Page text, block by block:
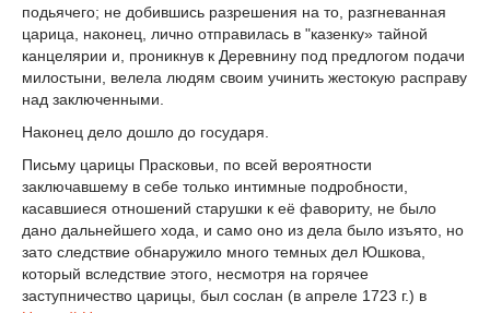
подьячего; не добившись разрешения на то, разгневанная
царица, наконец, лично отправилась в "казенку» тайной
канцелярии и, проникнув к Деревнину под предлогом подачи
милостыни, велела людям своим учинить жестокую расправу
над заключенными.
Наконец дело дошло до государя.
Письму царицы Прасковьи, по всей вероятности
заключавшему в себе только интимные подробности,
касавшиеся отношений старушки к её фавориту, не было
дано дальнейшего хода, и само оно из дела было изъято, но
зато следствие обнаружило много темных дел Юшкова,
который вследствие этого, несмотря на горячее
заступничество царицы, был сослан (в апреле 1723 г.) в